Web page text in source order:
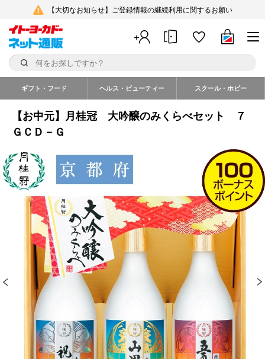
【大切なお知らせ】ご登録情報の継続利用に関するお願い
ギフト・フード ヘルス・ビューティー スクール・ホビー
【お中元】月桂冠 大吟醸のみくらべセット ７
ＧＣＤ－Ｇ